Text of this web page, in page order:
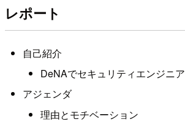
レポート
自己紹介
DeNAでセキュリティエンジニア
アジェンダ
理由とモチベーション